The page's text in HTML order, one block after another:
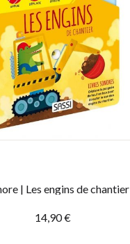
| Les engins de chantier
14,90 €